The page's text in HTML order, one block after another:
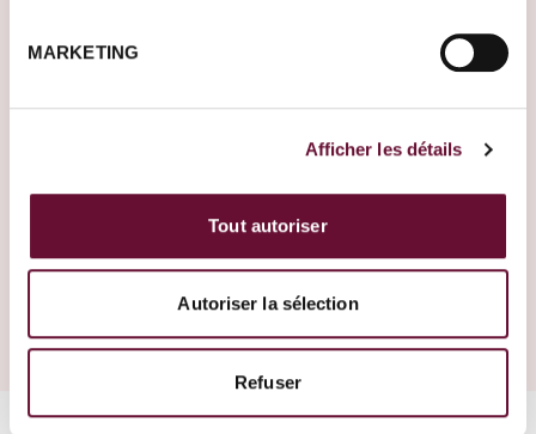
MARKETING
Afficher les détails
Tout autoriser
Autoriser la sélection
Refuser
Südkorea
über Ihr Projekt. Einer
Designer wird sich bei
Eine Reise erstellen